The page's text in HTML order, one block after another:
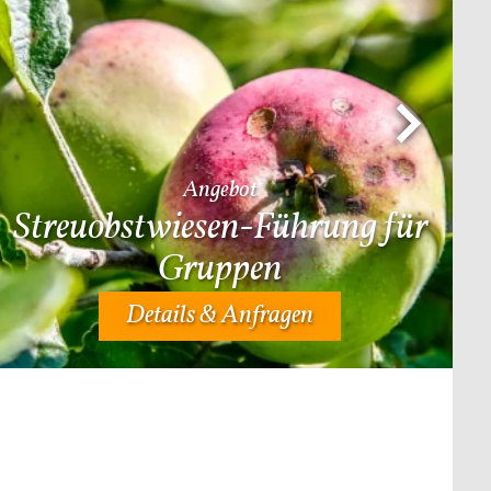
Angebot
Streuobstwiesen-Führung für
Gruppen
Details & Anfragen